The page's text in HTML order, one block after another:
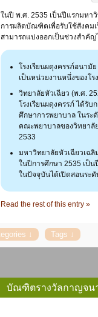
ในปี พ.ศ. 2535 เป็นปีแรกมหา
การผลิตบัณฑิตเพื่อรับใช้สังคม
สามารถแบ่งออกเป็นช่วงสำคัญ
โรงเรียนผดุงครรภ์อนามั
เป็นหน่วยงานหนึ่งของโ
วิทยาลัยหัวเฉียว (พ.ศ.
โรงเรียนผดุงครรภ์ ได้รั
ศึกษาการพยาบาล ในร
คณะพยาบาลของวิทยาลั
2533
มหาวิทยาลัยหัวเฉียวเฉลิ
ในปีการศึกษา 2535 เป็
ในปัจจุบันได้เปิดสอนระ
Read the rest of this entry »
บัณฑิตรางวัลกาญจน